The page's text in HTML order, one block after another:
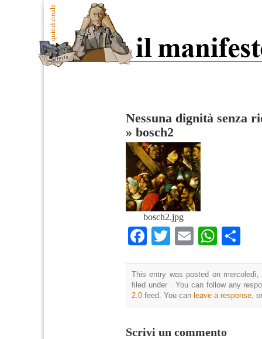
Nessuna dignità senza
» bosch2
bosch2.jpg
Facebook
TwitterEmail
This entry was posted on
filed under . You can follow any
2.0 feed. You can leave a response ,
Scrivi un commento